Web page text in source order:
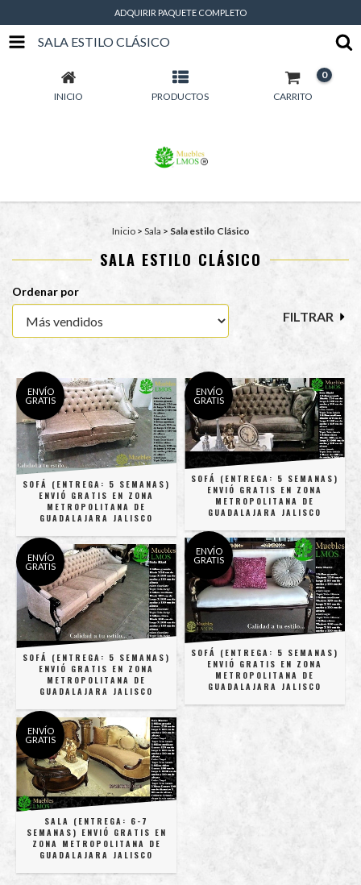
ADQUIRIR PAQUETE COMPLETO
SALA ESTILO CLÁSICO
INICIO PRODUCTOS CARRITO
0
Inicio > Sala > Sala estilo Clásico
SALA ESTILO CLÁSICO
Ordenar por
FILTRAR
ENVÍO
GRATIS
SOFÁ (ENTREGA: 5 SEMANAS)
ENVIÓ GRATIS EN ZONA
METROPOLITANA DE
GUADALAJARA JALISCO
ENVÍO
GRATIS
SOFÁ (ENTREGA: 5 SEMANAS)
ENVIÓ GRATIS EN ZONA
METROPOLITANA DE
GUADALAJARA JALISCO
ENVÍO
GRATIS
SOFÁ (ENTREGA: 5 SEMANAS)
ENVIÓ GRATIS EN ZONA
METROPOLITANA DE
GUADALAJARA JALISCO
ENVÍO
GRATIS
SOFÁ (ENTREGA: 5 SEMANAS)
ENVIÓ GRATIS EN ZONA
METROPOLITANA DE
GUADALAJARA JALISCO
ENVÍO
GRATIS
SALA (ENTREGA: 6-7
SEMANAS) ENVIÓ GRATIS EN
ZONA METROPOLITANA DE
GUADALAJARA JALISCO